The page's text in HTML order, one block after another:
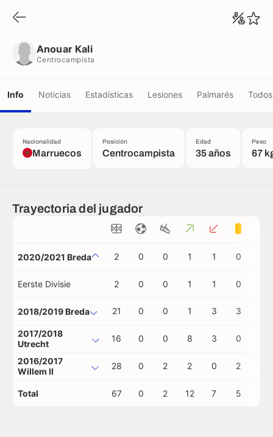
Anouar Kali
Centrocampista
Info Noticias Estadísticas Lesiones Palmarés
Nacionalidad
Marruecos
Posición
Centrocampista
Edad
35 años
Peso
67
Trayectoria del jugador
2020/2021 Breda 2 0 0 1 1 0
Eerste Divisie 2 0 0 1 1 0
2018/2019 Breda 21 0 0 1 3 3
2017/2018
Utrecht
16 0 0 8 3 0
2016/2017
Willem II
28 0 2 2 0 2
Total 67 0 2 12 7 5